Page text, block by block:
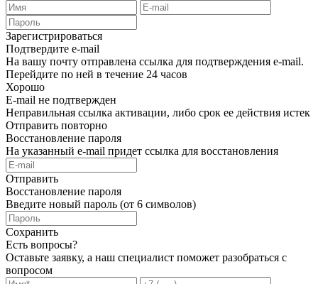
Зарегистрироваться
Подтвердите e-mail
На вашу почту отправлена ссылка для подтверждения e-mail.
Перейдите по ней в течение 24 часов
Хорошо
E-mail не подтвержден
Неправильная ссылка активации, либо срок ее действия истек
Отправить повторно
Восстановление пароля
На указанный e-mail придет ссылка для восстановления
Отправить
Восстановление пароля
Введите новый пароль (от 6 символов)
Сохранить
Есть вопросы?
Оставьте заявку, а наш специалист поможет разобраться с
вопросом